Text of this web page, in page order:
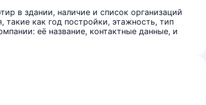
в здании, наличие и список организаций
как год постройки, этажность, тип
её название, контактные данные, и